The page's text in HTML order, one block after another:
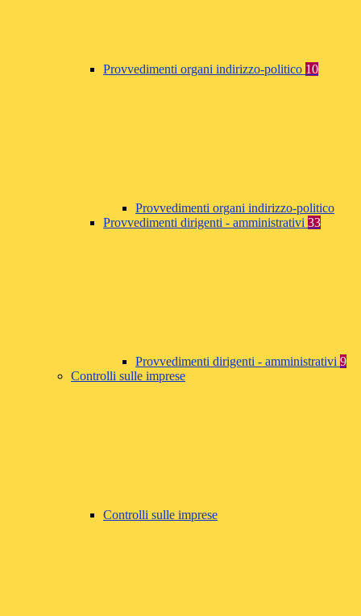
Provvedimenti organi indirizzo-politico 10
Provvedimenti organi indirizzo-politico
Provvedimenti dirigenti - amministrativi 33
Provvedimenti dirigenti - amministrativi 9
Controlli sulle imprese
Controlli sulle imprese